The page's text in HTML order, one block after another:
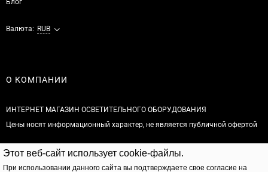
Этот веб-сайт использует cookie-файлы.
При использовании данного сайта вы подтверждаете свое согласие на
Валюта: RUB
О КОМПАНИИ
ИНТЕРНЕТ МАГАЗИН ОСВЕТИТЕЛЬНОГО ОБОРУДОВАНИЯ
Цены носят информационный характер, не является публичной офертой
© 2026
Полная версия сайта